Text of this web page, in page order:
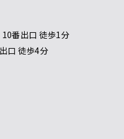
番出口 徒歩1分
口 徒歩4分